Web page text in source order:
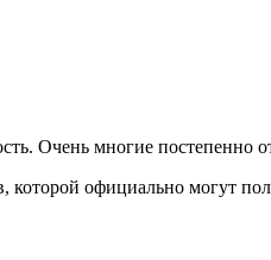
Очень многие постепенно
официально могут